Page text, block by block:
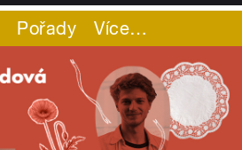
Pořady Více…